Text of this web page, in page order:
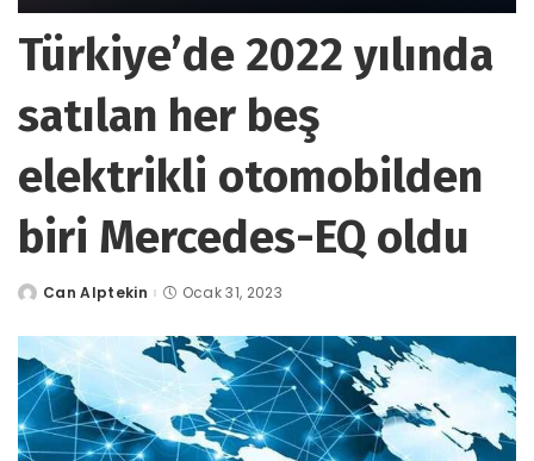
Türkiye’de 2022 yılında
satılan her beş
elektrikli otomobilden
biri Mercedes-EQ oldu
tarafından
Can Alptekin Ocak 31, 2023